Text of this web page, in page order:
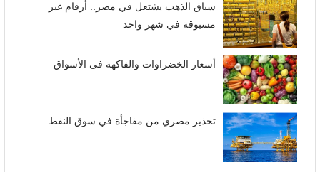
سباق الذهب يشتعل في مصر.. أرقام غير
مسبوقة في شهر واحد
أسعار الخضراوات والفاكهة فى الأسواق
تحذير مصري من مفاجأة في سوق النفط